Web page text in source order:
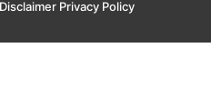
Disclaimer Privacy Policy